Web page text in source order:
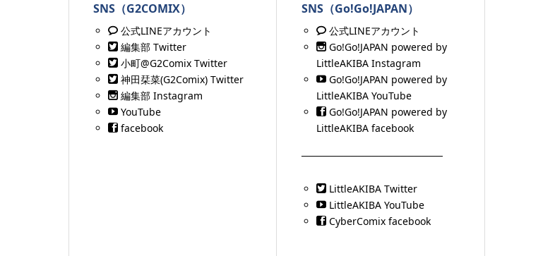
SNS（G2COMIX）
公式LINEアカウント
編集部 Twitter
小町@G2Comix Twitter
神田栞菜(G2Comix) Twitter
編集部 Instagram
YouTube
facebook
SNS（Go!Go!JAPAN）
公式LINEアカウント
Go!Go!JAPAN powered by
LittleAKIBA Instagram
Go!Go!JAPAN powered by
LittleAKIBA YouTube
Go!Go!JAPAN powered by
LittleAKIBA facebook
────────────────────
LittleAKIBA Twitter
LittleAKIBA YouTube
CyberComix facebook